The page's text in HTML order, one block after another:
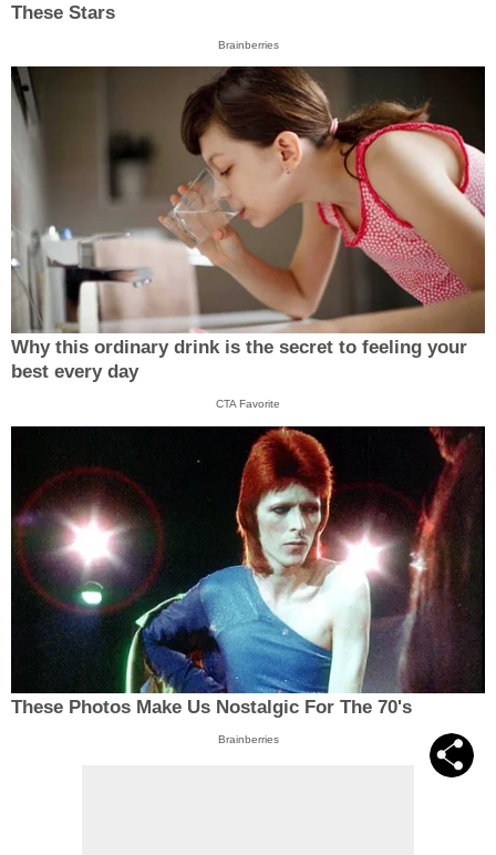
These Stars
Brainberries
Why this ordinary drink is the secret to feeling your
best every day
CTA Favorite
These Photos Make Us Nostalgic For The 70's
Brainberries